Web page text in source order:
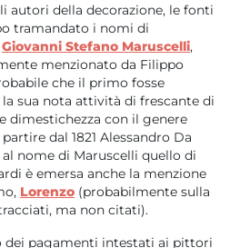
autori della decorazione, le fonti
tramandato i nomi di
Giovanni Stefano Maruscelli,
menzionato da Filippo
che il primo fosse
sua nota attività di frescante di
dimestichezza con il genere
dal 1821 Alessandro Da
nome di Maruscelli quello di
è emersa anche la menzione
Lorenzo (probabilmente sulla
ma non citati).
dei pagamenti intestati ai pittori